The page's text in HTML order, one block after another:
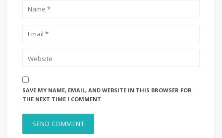
SAVE MY NAME, EMAIL, AND WEBSITE IN THIS BROWSER FOR
THE NEXT TIME I COMMENT.